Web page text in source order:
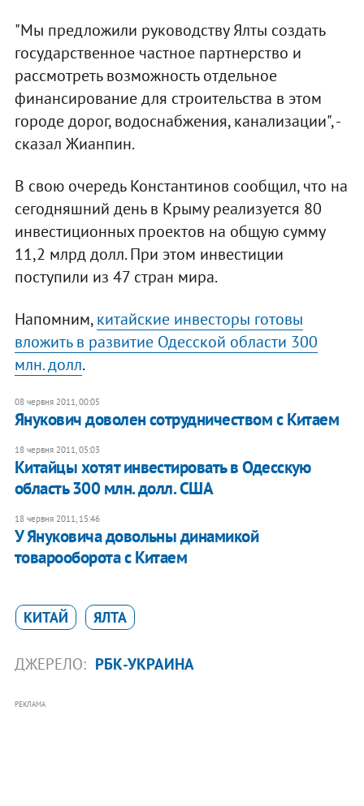
"Мы предложили руководству Ялты создать
государственное частное партнерство и
рассмотреть возможность отдельное
финансирование для строительства в этом
городе дорог, водоснабжения, канализации", -
сказал Жианпин.
В свою очередь Константинов сообщил, что на
сегодняшний день в Крыму реализуется 80
инвестиционных проектов на общую сумму
11,2 млрд долл. При этом инвестиции
поступили из 47 стран мира.
Напомним,китайские инвесторы готовы
вложить в развитие Одесской области 300
млн. долл.
08 червня 2011, 00:05
Янукович доволен сотрудничеством с Китаем
18 червня 2011, 05:03
Китайцы хотят инвестировать в Одесскую
область 300 млн. долл. США
18 червня 2011, 15:46
У Януковича довольны динамикой
товарооборота с Китаем
КИТАЙ ЯЛТА
ДЖЕРЕЛО: РБК-УКРАИНА
РЕКЛАМА